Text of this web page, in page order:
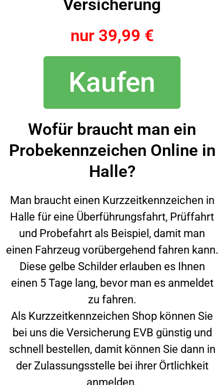
Versicherung
nur 39,99 €
Kaufen
Wofür braucht man ein
Probekennzeichen Online in
Halle?
Man braucht einen Kurzzeitkennzeichen in
Halle für eine Überführungsfahrt, Prüffahrt
und Probefahrt als Beispiel, damit man
einen Fahrzeug vorübergehend fahren kann.
Diese gelbe Schilder erlauben es Ihnen
einen 5 Tage lang, bevor man es anmeldet
zu fahren.
Als Kurzzeitkennzeichen Shop können Sie
bei uns die Versicherung EVB günstig und
schnell bestellen, damit können Sie dann in
der Zulassungsstelle bei ihrer Örtlichkeit
anmelden.